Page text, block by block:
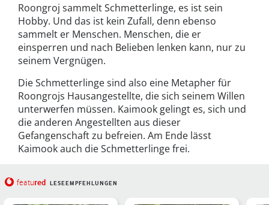
Roongroj sammelt Schmetterlinge, es ist sein
Hobby. Und das ist kein Zufall, denn ebenso
sammelt er Menschen. Menschen, die er
einsperren und nach Belieben lenken kann, nur zu
seinem Vergnügen.
Die Schmetterlinge sind also eine Metapher für
Roongrojs Hausangestellte, die sich seinem Willen
unterwerfen müssen. Kaimook gelingt es, sich und
die anderen Angestellten aus dieser
Gefangenschaft zu befreien. Am Ende lässt
Kaimook auch die Schmetterlinge frei.
featured LESEEMPFEHLUNGEN